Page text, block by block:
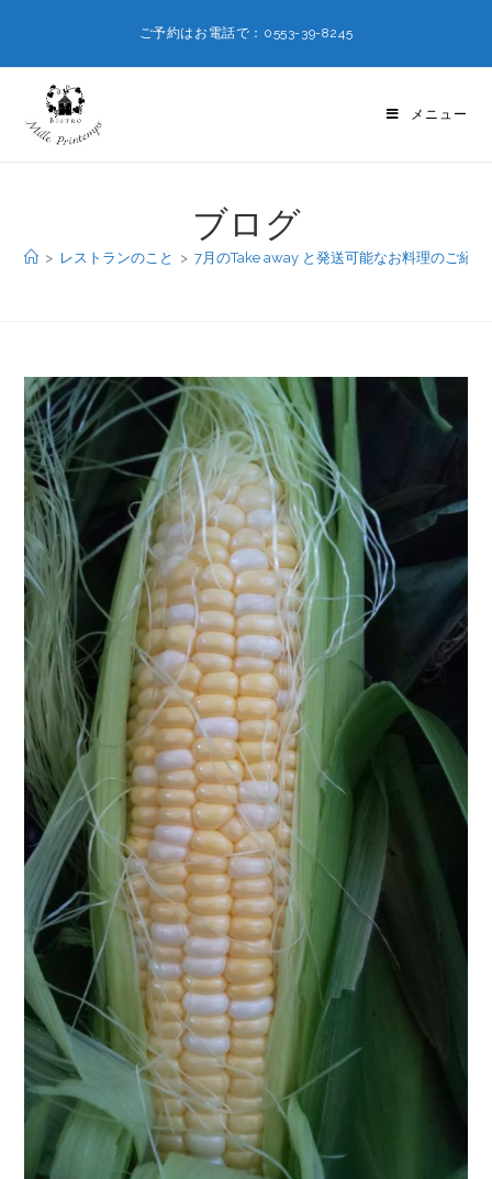
ご予約はお電話で：0553-39-8245
メニュー
ブログ
> レストランのこと > 7月のTake away と発送可能なお料理のご紹介